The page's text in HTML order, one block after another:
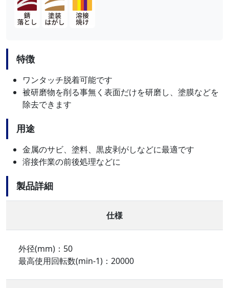
特徴
ワンタッチ脱着可能です
被研磨物を削る事無く表面だけを研磨し、塗膜などを
除去できます
用途
金属のサビ、塗料、黒皮剥がしなどに最適です
溶接作業の前後処理などに
製品詳細
仕様
外径(mm)：50
最高使用回転数(min-1)：20000